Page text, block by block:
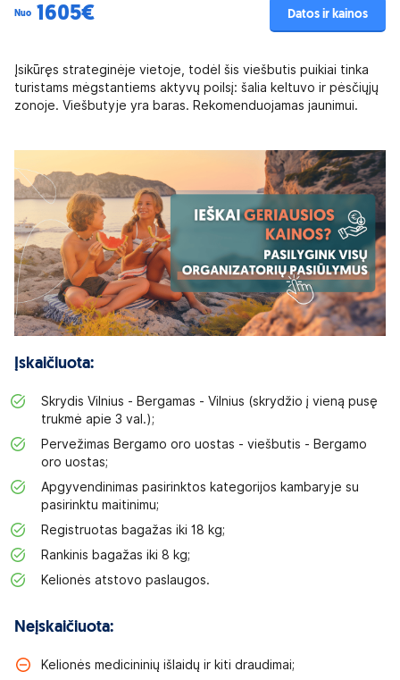
Nuo 1605€ Datos ir kainos
Įsikūręs strateginėje vietoje, todėl šis viešbutis puikiai tinka
turistams mėgstantiems aktyvų poilsį: šalia keltuvo ir pėsčiųjų
zonoje. Viešbutyje yra baras. Rekomenduojamas jaunimui.
Įskaičiuota:
Skrydis Vilnius - Bergamas - Vilnius (skrydžio į vieną pusę
trukmė apie 3 val.);
Pervežimas Bergamo oro uostas - viešbutis - Bergamo
oro uostas;
Apgyvendinimas pasirinktos kategorijos kambaryje su
pasirinktu maitinimu;
Registruotas bagažas iki 18 kg;
Rankinis bagažas iki 8 kg;
Kelionės atstovo paslaugos.
Neįskaičiuota:
Kelionės medicininių išlaidų ir kiti draudimai;